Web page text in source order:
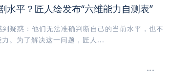
水平？匠人绘发布“六维能力自测表”
疑惑：他们无法准确判断自己的当前水平，也不
。为了解决这一问题，匠人...